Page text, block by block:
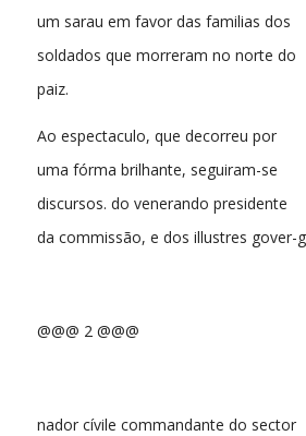
um sarau em favor das familias dos
soldados que morreram no norte do
paiz.
Ao espectaculo, que decorreu por
uma fórma brilhante, seguiram-se
discursos. do venerando presidente
da commissão, e dos illustres gover-
@@@ 2 @@@
nador cívile commandante do sector